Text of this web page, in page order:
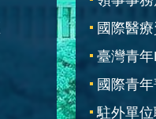
國際醫
臺灣青
國際青
駐外單